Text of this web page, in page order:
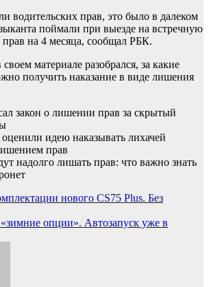
водительских прав, это было в далеком
поймали при выезде на встречную
на 4 месяца, сообщал РБК.
материале разобрался, за какие
получить наказание в виде лишения
закон о лишении прав за скрытый
идею наказывать лихачей
прав
надолго лишать прав: что важно знать
нового CS75 Plus. Без
опции». Автозапуск уже в